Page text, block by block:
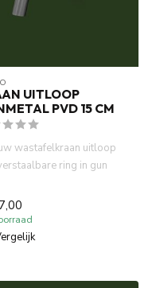
UITLOOP
PVD 15 CM
wastafelkraan uitloop
ring in gun